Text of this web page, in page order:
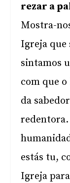
rezar a
Mostra-
Igreja que
sintamos
com que
da
estás tu,
Igreja